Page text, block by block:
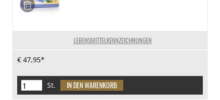
LEBENSMITTELKENNZEICHNUNGEN
€ 47,95*
St.